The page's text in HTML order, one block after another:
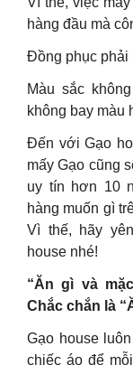
hàng đầu mà
Đồng phục phải
Màu sắc
không bay màu
Đến với Gạo
mấy Gạo cũng
uy tín hơn 10
hàng muốn gì
Vì thế, hãy
house nhé!
“Ăn gì và
Chắc chắn là
Gạo house
chiếc áo để